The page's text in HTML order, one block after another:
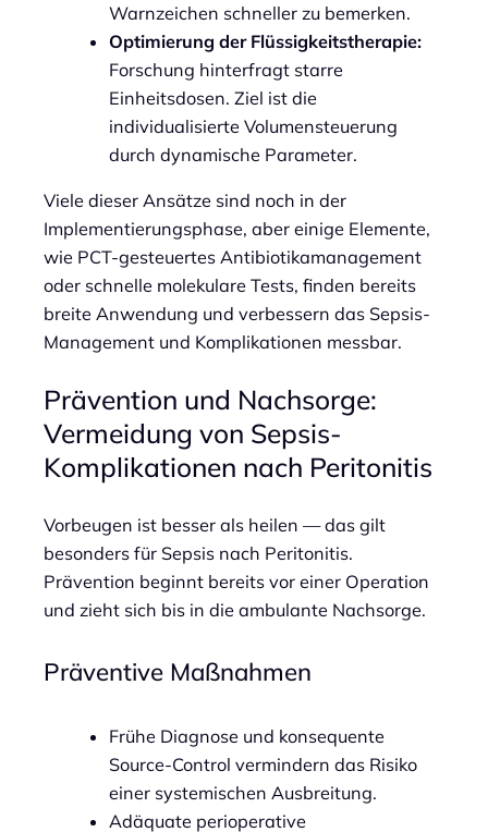
Warnzeichen schneller zu bemerken.
Optimierung der Flüssigkeitstherapie:
Forschung hinterfragt starre
Einheitsdosen. Ziel ist die
individualisierte Volumensteuerung
durch dynamische Parameter.
Viele dieser Ansätze sind noch in der
Implementierungsphase, aber einige Elemente,
wie PCT-gesteuertes Antibiotikamanagement
oder schnelle molekulare Tests, finden bereits
breite Anwendung und verbessern das Sepsis-
Management und Komplikationen messbar.
Prävention und Nachsorge:
Vermeidung von Sepsis-
Komplikationen nach Peritonitis
Vorbeugen ist besser als heilen — das gilt
besonders für Sepsis nach Peritonitis.
Prävention beginnt bereits vor einer Operation
und zieht sich bis in die ambulante Nachsorge.
Präventive Maßnahmen
Frühe Diagnose und konsequente
Source-Control vermindern das Risiko
einer systemischen Ausbreitung.
Adäquate perioperative